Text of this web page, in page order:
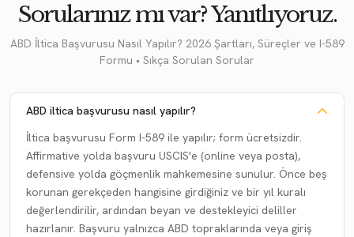
Sorularınız mı var? Yanıtlıyoruz.
ABD İltica Başvurusu Nasıl Yapılır? 2026 Şartları, Süreçler ve I-589
Formu • Sıkça Sorulan Sorular
ABD iltica başvurusu nasıl yapılır?
İltica başvurusu Form I-589 ile yapılır; form ücretsizdir.
Affirmative yolda başvuru USCIS'e (online veya posta),
defensive yolda göçmenlik mahkemesine sunulur. Önce beş
korunan gerekçeden hangisine girdiğiniz ve bir yıl kuralı
değerlendirilir, ardından beyan ve destekleyici deliller
hazırlanır. Başvuru yalnızca ABD topraklarında veya giriş